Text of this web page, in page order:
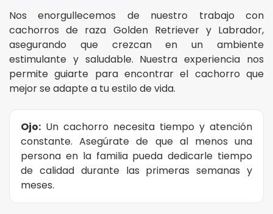
Nos enorgullecemos de nuestro trabajo con
cachorros de raza Golden Retriever y Labrador,
asegurando que crezcan en un ambiente
estimulante y saludable. Nuestra experiencia nos
permite guiarte para encontrar el cachorro que
mejor se adapte a tu estilo de vida.
Ojo: Un cachorro necesita tiempo y atención
constante. Asegúrate de que al menos una
persona en la familia pueda dedicarle tiempo
de calidad durante las primeras semanas y
meses.